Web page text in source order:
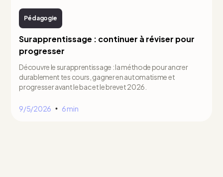
Pédagogie
Surapprentissage : continuer à réviser pour
progresser
Découvre le surapprentissage : la méthode pour ancrer
durablement tes cours, gagner en automatisme et
progresser avant le bac et le brevet 2026.
9/5/2026 • 6 min